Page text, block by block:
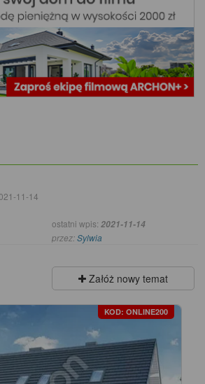
11-14
ostatni wpis: 2021-11-14
przez:Sylwia
Załóż nowy temat
KOD: ONLINE200